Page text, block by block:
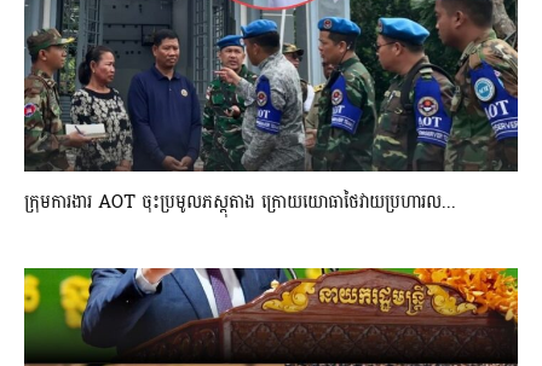
ក្រុមការងារ AOT ចុះប្រមូលភស្តុតាង ក្រោយយោធាថៃវាយប្រហារល...